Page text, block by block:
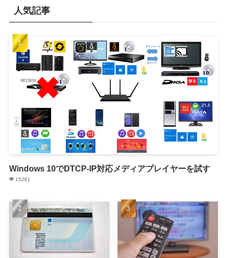
人気記事
Windows 10でDTCP-IP対応メディアプレイヤーを試す
15281